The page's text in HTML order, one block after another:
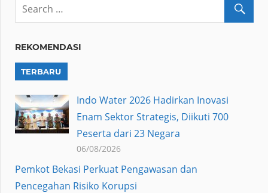
REKOMENDASI
TERBARU
Indo Water 2026 Hadirkan Inovasi
Enam Sektor Strategis, Diikuti 700
Peserta dari 23 Negara
06/08/2026
Pemkot Bekasi Perkuat Pengawasan dan
Pencegahan Risiko Korupsi